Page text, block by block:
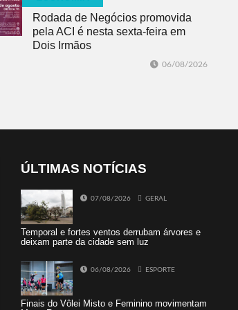
Rodada de Negócios promovida
pela ACI é nesta sexta-feira em
Dois Irmãos
06/08/2026
ÚLTIMAS NOTÍCIAS
07/08/2026 GERAL
Temporal e fortes ventos derrubam árvores e
deixam parte da cidade sem luz
06/08/2026 ESPORTE
Finais do Vôlei Misto e Feminino movimentam